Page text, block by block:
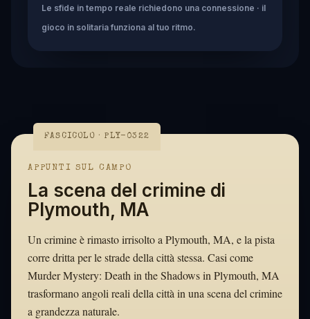
Le sfide in tempo reale richiedono una connessione · il
gioco in solitaria funziona al tuo ritmo.
FASCICOLO · PLY-0322
APPUNTI SUL CAMPO
La scena del crimine di
Plymouth, MA
Un crimine è rimasto irrisolto a Plymouth, MA, e la pista
corre dritta per le strade della città stessa. Casi come
Murder Mystery: Death in the Shadows in Plymouth, MA
trasformano angoli reali della città in una scena del crimine
a grandezza naturale.